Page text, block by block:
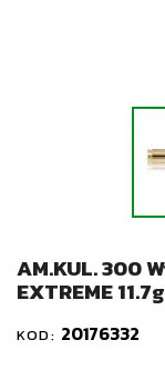
AM.KUL. 300
EXTREME
KOD: 20176332